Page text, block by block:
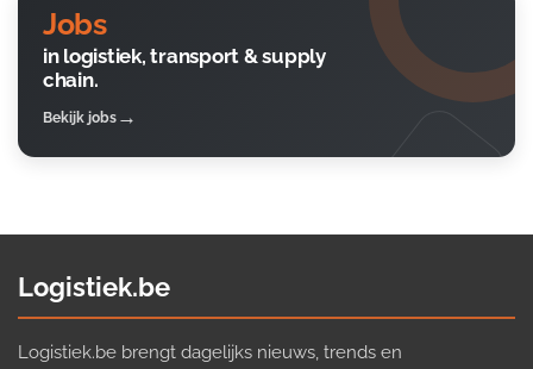
Jobs
in logistiek, transport & supply
chain.
Bekijk jobs
Logistiek.be
Logistiek.be brengt dagelijks nieuws, trends en